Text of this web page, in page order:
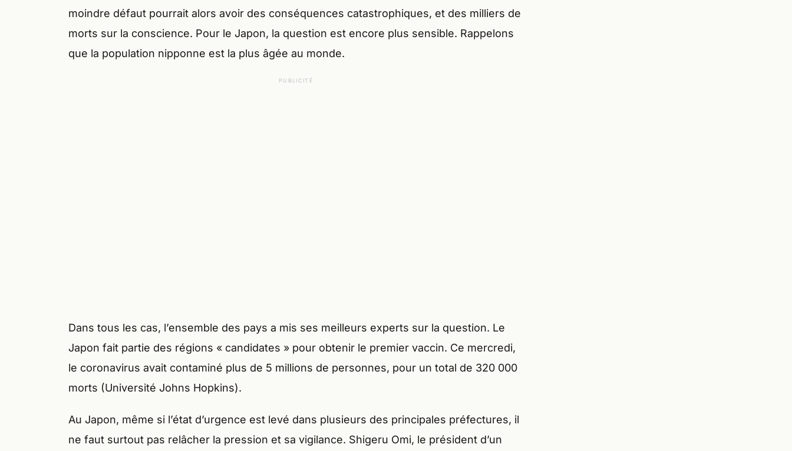
moindre défaut pourrait alors avoir des conséquences catastrophiques, et des milliers de
morts sur la conscience. Pour le Japon, la question est encore plus sensible. Rappelons
que la population nipponne est la plus âgée au monde.
PUBLICITÉ
Dans tous les cas, l’ensemble des pays a mis ses meilleurs experts sur la question. Le
Japon fait partie des régions « candidates » pour obtenir le premier vaccin. Ce mercredi,
le coronavirus avait contaminé plus de 5 millions de personnes, pour un total de 320 000
morts (Université Johns Hopkins).
Au Japon, même si l’état d’urgence est levé dans plusieurs des principales préfectures, il
ne faut surtout pas relâcher la pression et sa vigilance. Shigeru Omi, le président d’un